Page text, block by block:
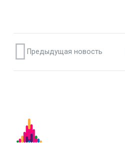
Предыдущая новость